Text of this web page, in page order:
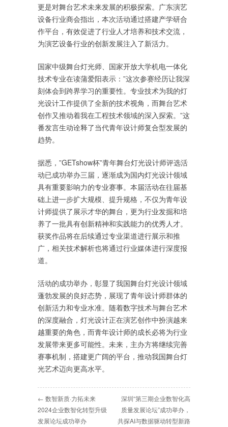
更是对舞台艺术未来发展的积极探索。广东演艺
设备行业商会指出，本次活动通过搭建产学研合
作平台，有效促进了行业人才培养和技术交流，
为演艺设备行业的创新发展注入了新活力。
国家中级舞台灯光师、国家开放大学机电一体化
技术专业在读蒲爱阳表示：”这次参赛经历让我深
刻体会到跨界学习的重要性。专业技术为我的灯
光设计工作提供了全新的技术视角，而舞台艺术
创作又推动着我在工程技术领域的深入探索。”这
番发言生动诠释了当代青年设计师复合型发展的
趋势。
据悉，”GETshow杯”青年舞台灯光设计师评选活
动已成功举办三届，逐渐成为国内灯光设计领域
具有重要影响力的专业赛事。本届活动在往届基
础上进一步扩大规模、提升规格，不仅为青年设
计师提供了展示才华的舞台，更为行业发掘和培
养了一批具有创新精神和实践能力的优秀人才。
获奖作品将在后续通过专业渠道进行展示和推
广，相关技术解析也将通过行业媒体进行深度报
道。
活动的成功举办，彰显了我国舞台灯光设计领域
蓬勃发展的良好态势，展现了青年设计师群体的
创新活力和专业水准。随着数字技术与舞台艺术
的深度融合，灯光设计正在演艺创作中扮演越来
越重要的角色，而青年设计师的成长必将为行业
发展带来更多可能性。未来，主办方将继续完善
赛事机制，搭建更广阔的平台，推动我国舞台灯
光艺术迈向更高水平。
← 数智新质·力拓未来
2024企业数智化转型升级
发展论坛成功举办
深圳“第三期企业数智化高
质量发展论坛”成功举办，
共探AI与数据驱动转型新路